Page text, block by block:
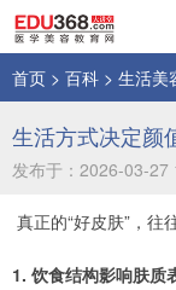
首页 > 百科 > 生活美
生活方式决定颜
发布于：2026-03-
真正的“好皮肤”，往
1. 饮食结构影响肤质